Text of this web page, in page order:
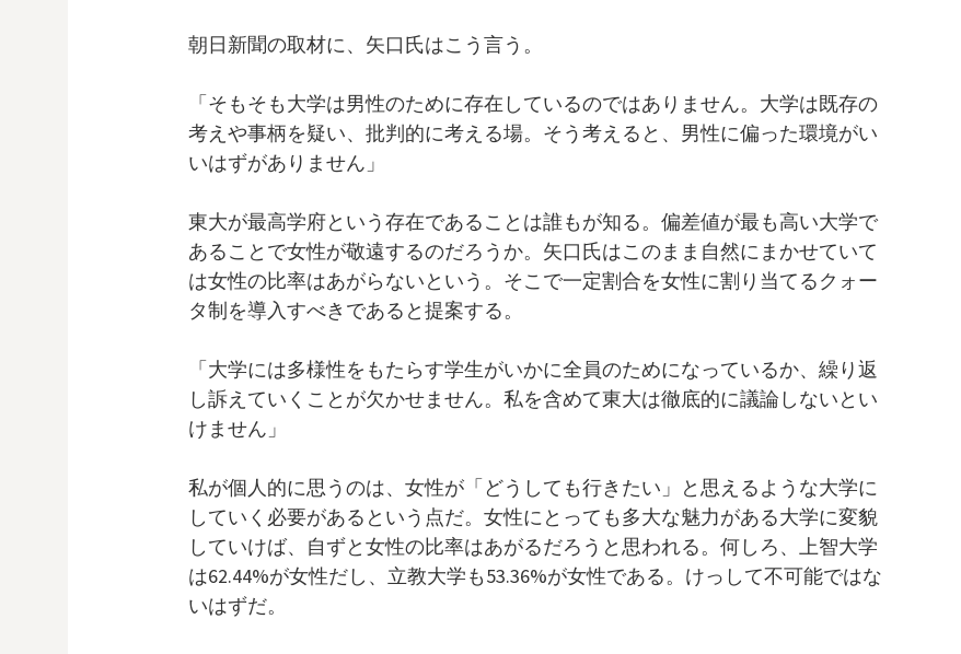
朝日新聞の取材に、矢口氏はこう言う。
「そもそも大学は男性のために存在しているのではありません。大学は既存の
考えや事柄を疑い、批判的に考える場。そう考えると、男性に偏った環境がい
いはずがありません」
東大が最高学府という存在であることは誰もが知る。偏差値が最も高い大学で
あることで女性が敬遠するのだろうか。矢口氏はこのまま自然にまかせていて
は女性の比率はあがらないという。そこで一定割合を女性に割り当てるクォー
タ制を導入すべきであると提案する。
「大学には多様性をもたらす学生がいかに全員のためになっているか、繰り返
し訴えていくことが欠かせません。私を含めて東大は徹底的に議論しないとい
けません」
私が個人的に思うのは、女性が「どうしても行きたい」と思えるような大学に
していく必要があるという点だ。女性にとっても多大な魅力がある大学に変貌
していけば、自ずと女性の比率はあがるだろうと思われる。何しろ、上智大学
は62.44%が女性だし、立教大学も53.36%が女性である。けっして不可能ではな
いはずだ。